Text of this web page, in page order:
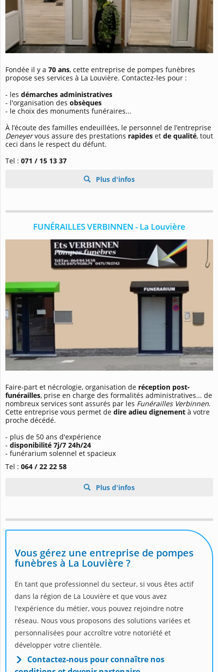
Fondée il y a 70 ans, cette entreprise de pompes funèbres
propose ses services à La Louvière. Contactez-les pour :
- les démarches administratives
- l'organisation des obsèques
- le choix des monuments funéraires...
À l’écoute des familles endeuillées, le personnel de l’entreprise
Deneyervous assure des prestations rapides et de qualité, tout
ceci dans le respect du défunt.
Tel : 071 / 15 13 37
Plus d'infos
FUNÉRAILLES VERBINNEN - La Louvière
Faire-part et nécrologie, organisation de réception post-
funérailles, prise en charge des formalités administratives... de
nombreux services sont assurés par les Funérailles Verbinnen.
Cette entreprise vous permet de dire adieu dignement à votre
proche décédé.
- plus de 50 ans d'expérience
- disponibilité 7j/7 24h/24
- funérarium solennel et spacieux
Tel : 064 / 22 22 58
Plus d'infos
Vous gérez une entreprise de pompes
funèbres à La Louvière ?
En tant que professionnel du secteur, si vous êtes actif
dans la région de La Louvière et que vous avez
l'expérience du métier, vous pouvez rejoindre notre
réseau. Nous vous proposons des solutions variées et
personnalisées pour accroître votre notoriété et
développer votre clientèle.
Contactez-nous pour connaître nos